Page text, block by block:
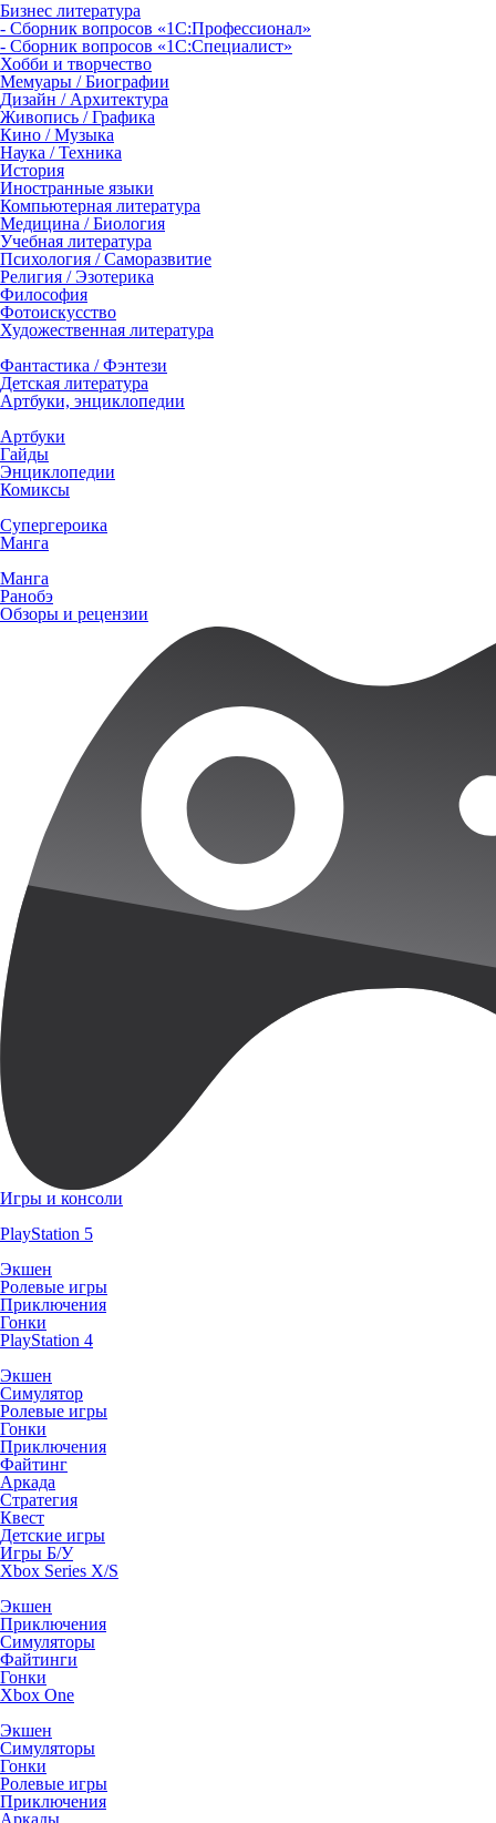
Бизнес литература
- Сборник вопросов «1С:Профессионал»
- Сборник вопросов «1С:Специалист»
Хобби и творчество
Мемуары / Биографии
Дизайн / Архитектура
Живопись / Графика
Кино / Музыка
Наука / Техника
История
Иностранные языки
Компьютерная литература
Медицина / Биология
Учебная литература
Психология / Саморазвитие
Религия / Эзотерика
Философия
Фотоискусство
Художественная литература
Фантастика / Фэнтези
Детская литература
Артбуки, энциклопедии
Артбуки
Гайды
Энциклопедии
Комиксы
Супергероика
Манга
Манга
Ранобэ
Обзоры и рецензии
Игры и консоли
PlayStation 5
Экшен
Ролевые игры
Приключения
Гонки
PlayStation 4
Экшен
Симулятор
Ролевые игры
Гонки
Приключения
Файтинг
Аркада
Стратегия
Квест
Детские игры
Игры Б/У
Xbox Series X/S
Экшен
Приключения
Симуляторы
Файтинги
Гонки
Xbox One
Экшен
Симуляторы
Гонки
Ролевые игры
Приключения
Аркады